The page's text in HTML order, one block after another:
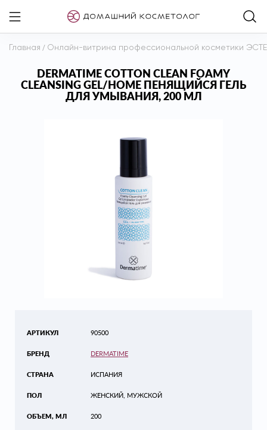
Главная / Онлайн-витрина профессиональной косметики
DERMATIME COTTON CLEAN FOAMY
CLEANSING GEL/HOME ПЕНЯЩИЙСЯ ГЕЛЬ
ДЛЯ УМЫВАНИЯ, 200 МЛ
АРТИКУЛ
БРЕНД
СТРАНА
ПОЛ
ОБЪЕМ, МЛ
90500
DERMATIME
ИСПАНИЯ
ЖЕНСКИЙ, МУЖСКОЙ
200